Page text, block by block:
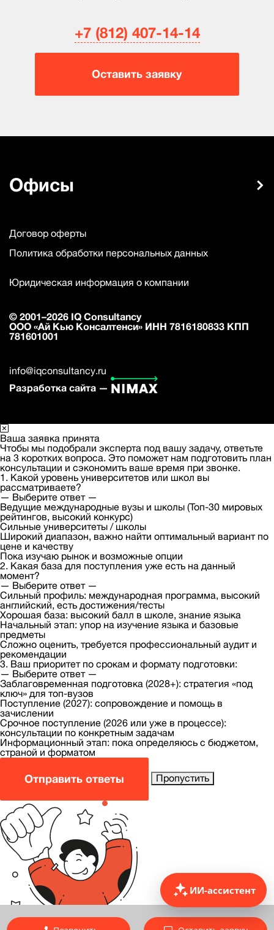
+7 (812) 407-14-14
Оставить заявку
Офисы
Договор оферты
Политика обработки персональных данных
Юридическая информация о компании
© 2001–2026 IQ Consultancy
ООО «Ай Кью Консалтенси» ИНН 7816180833 КПП
781601001
info@iqconsultancy.ru
Разработка сайта —
Ваша заявка принята
Чтобы мы подобрали эксперта под вашу задачу, ответьте
на 3 коротких вопроса. Это поможет нам подготовить план
консультации и сэкономить ваше время при звонке.
1. Какой уровень университетов или школ вы
рассматриваете?
— Выберите ответ —
Ведущие международные вузы и школы (Топ-30 мировых
рейтингов, высокий конкурс)
Сильные университеты / школы
Широкий диапазон, важно найти оптимальный вариант по
цене и качеству
Пока изучаю рынок и возможные опции
2. Какая база для поступления уже есть на данный
момент?
— Выберите ответ —
Сильный профиль: международная программа, высокий
английский, есть достижения/тесты
Хорошая база: высокий балл в школе, знание языка
Начальный этап: упор на изучение языка и базовые
предметы
Сложно оценить, требуется профессиональный аудит и
рекомендации
3. Ваш приоритет по срокам и формату подготовки:
— Выберите ответ —
Заблаговременная подготовка (2028+): стратегия «под
ключ» для топ-вузов
Поступление (2027): сопровождение и помощь в
зачислении
Срочное поступление (2026 или уже в процессе):
консультации по конкретным задачам
Информационный этап: пока определяюсь с бюджетом,
страной и форматом
Отправить ответы Пропустить
ИИ-ассистент